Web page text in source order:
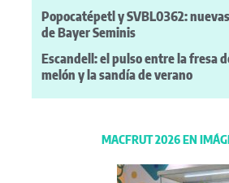
Popocatépetl y SVBL0362:
de Bayer Seminis
Escandell: el pulso entre la fresa
melón y la sandía de verano
MACFRUT 2026 EN